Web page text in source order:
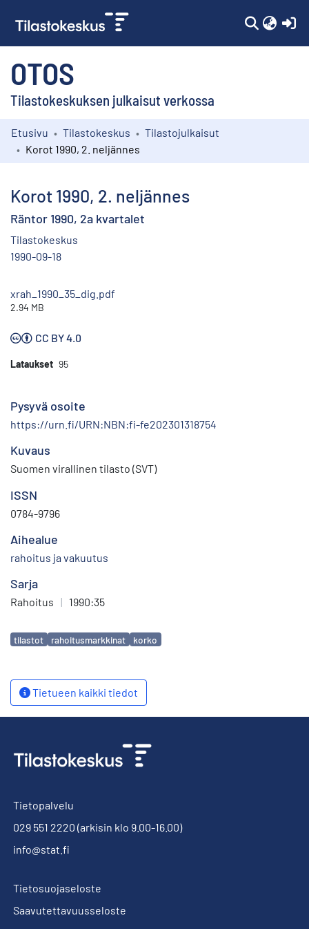
OTOS
Tilastokeskuksen julkaisut verkossa
Kokoelmat
Etusivu Tilastokeskus
Tilastojulkaisut
Korot 1990, 2. neljännes
Korot 1990, 2. neljännes
Räntor 1990, 2a kvartalet
Tilastokeskus
1990-09-18
xrah_1990_35_dig.pdf
2.94 MB
CC BY 4.0
Lataukset 95
Pysyvä osoite
https://urn.fi/URN:NBN:fi-fe202301318754
Kuvaus
Suomen virallinen tilasto (SVT)
ISSN
0784-9796
Aihealue
rahoitus ja vakuutus
Sarja
Rahoitus | 1990:35
Avainsanat
tilastot rahoitusmarkkinat korko
Tietueen kaikki tiedot
Tietopalvelu
029 551 2220 (arkisin klo 9.00-16.00)
info@stat.fi
Tietosuojaseloste
Saavutettavuusseloste